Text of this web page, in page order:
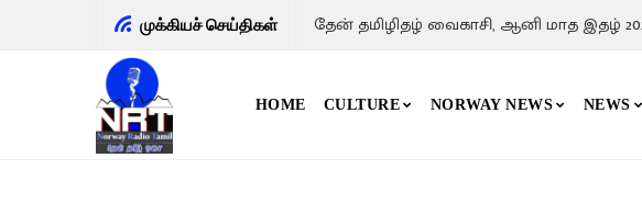
முக்கியச் செய்திகள் தேன் தமிழிதழ் வைகாசி, ஆனி மாத இதழ்
HOME CULTURE NORWAY NEWS NEWS